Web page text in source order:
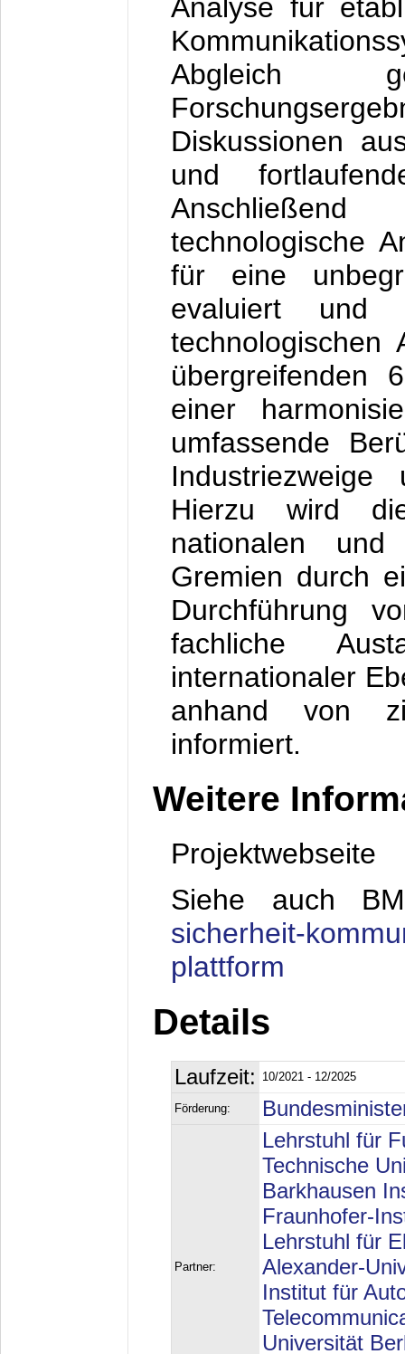
Analyse für
Abgleich
Diskussionen
und
technologische
für eine
evaluiert und
übergreifenden
einer
umfassende
Industriezweige
Hierzu wird
nationalen und
Gremien durch
Durchführung
fachliche
internationaler
anhand von
informiert.
Weitere
Siehe auch
sicherheit-
plattform
Details
Laufzeit: 10/2021 - 12/2025
Förderung:
Partner:
Lehrstuhl für
Technische
Barkhausen
Fraunhofer-
Lehrstuhl für
Alexander-
Institut für
Universität